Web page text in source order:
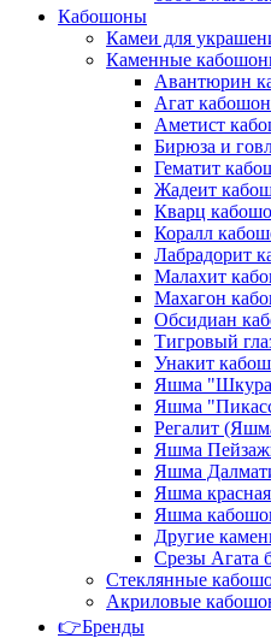
Кабошоны
Камеи для
Каменные
Авантюрин
Агат
Аметист
Бирюза и
Гематит
Жадеит
Кварц
Коралл
Лабрадорит
Малахит
Махагон
Обсидиан
Тигровый
Унакит
Яшма "Шкура
Яшма
Регалит
Яшма
Яшма
Яшма
Яшма
Другие
Срезы Агата
Стеклянные
Акриловые
👉Бренды